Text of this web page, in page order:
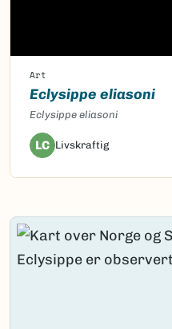
Art
Eclysippe eliasoni
Eclysippe eliasoni
LC Livskraftig